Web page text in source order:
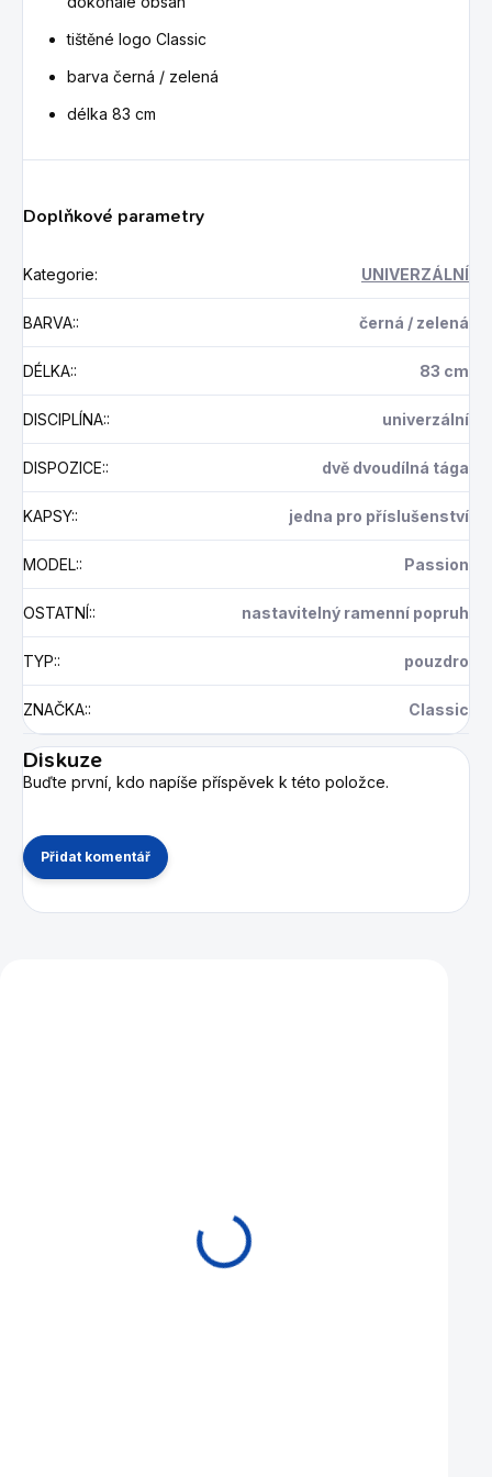
tištěné logo Classic
barva černá / zelená
délka 83 cm
Doplňkové parametry
Kategorie: UNIVERZÁLNÍ
BARVA:: černá / zelená
DÉLKA:: 83 cm
DISCIPLÍNA:: univerzální
DISPOZICE:: dvě dvoudílná tága
KAPSY:: jedna pro příslušenství
MODEL:: Passion
OSTATNÍ:: nastavitelný ramenní popruh
TYP:: pouzdro
ZNAČKA:: Classic
Diskuze
Buďte první, kdo napíše příspěvek k této položce.
Přidat komentář